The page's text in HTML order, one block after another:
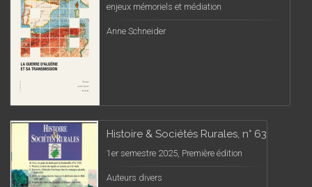
enjeux mémoriels et médiation
Anne Schneider
Histoire & Sociétés Rurales, n° 63
1er semestre 2025, Première édition
Auteurs divers